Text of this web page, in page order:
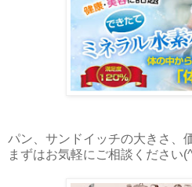
パン、サンドイッチの大きさ、
まずはお気軽にご相談ください